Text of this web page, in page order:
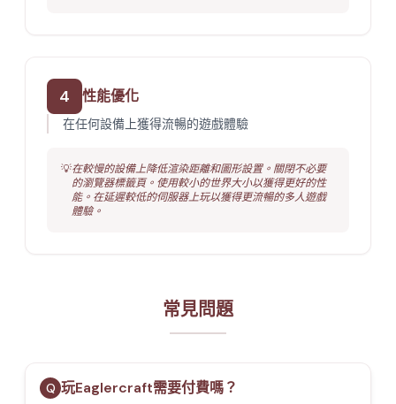
4 性能優化
在任何設備上獲得流暢的遊戲體驗
💡在較慢的設備上降低渲染距離和圖形設置。關閉不必要
的瀏覽器標籤頁。使用較小的世界大小以獲得更好的性
能。在延遲較低的伺服器上玩以獲得更流暢的多人遊戲
體驗。
常見問題
Q 玩Eaglercraft需要付費嗎？